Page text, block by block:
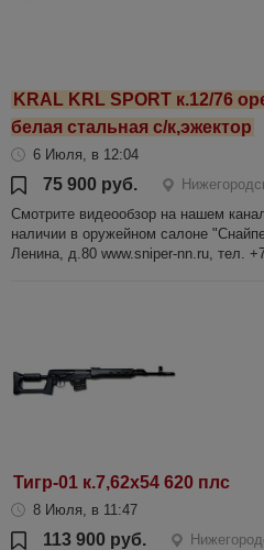
KRAL KRL SPORT к.12/76
белая стальная с/к,эжектор
6 Июля, в 12:04
75 900 руб.
Смотрите видеообзор на нашем
наличии в оружейном салоне
Ленина, д.80 www.sniper-nn.ru, тел.
Тигр-01 к.7,62х54 620 плс
8 Июля, в 11:47
113 900 руб.